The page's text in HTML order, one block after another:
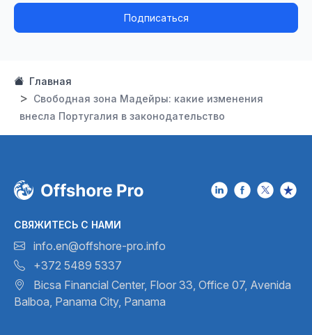
Подписаться
Главная
Свободная зона Мадейры: какие изменения
внесла Португалия в законодательство
СВЯЖИТЕСЬ С НАМИ
info.en@offshore-pro.info
+372 5489 5337
Bicsa Financial Center, Floor 33, Office 07, Avenida
Balboa, Panama City, Panama